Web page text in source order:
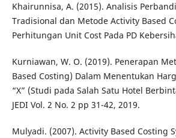
Khairunnisa, A. (2015). Analisis
Tradisional dan Metode Activity Based
Perhitungan Unit Cost Pada PD
Kurniawan, W. O. (2019). Penerapan
Based Costing) Dalam Menentukan
“X” (Studi pada Salah Satu Hotel
JEDI Vol. 2 No. 2 pp 31-42, 2019.
Mulyadi. (2007). Activity Based Costing